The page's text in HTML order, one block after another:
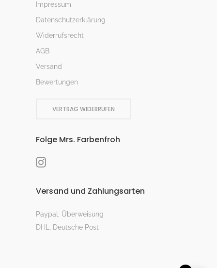
Impressum
Datenschutzerklärung
Widerrufsrecht
AGB
Versand
Bewertungen
VERTRAG WIDERRUFEN
Folge Mrs. Farbenfroh
Versand und Zahlungsarten
Paypal, Überweisung
DHL, Deutsche Post